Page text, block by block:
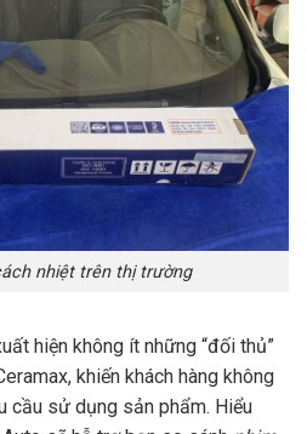
nhiệt trên thị trường
hiện không ít những “đối thủ”
khiến khách hàng không
cầu sử dụng sản phẩm. Hiểu